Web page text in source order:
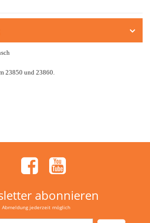
23850 und 23860.
abonnieren
Abmeldung jederzeit möglich